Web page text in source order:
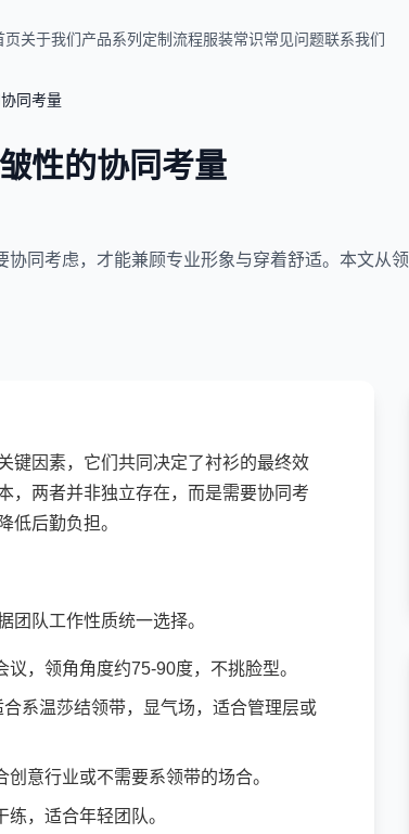
页关于我们产品系列 定制流程服装常识常见问题联系我们
同考量
性的协同考量
同考虑，才能兼顾专业形象与穿着舒适。本文从领
键因素，它们共同决定了衬衫的最终效
，两者并非独立存在，而是需要协同考
低后勤负担。
团队工作性质统一选择。
，领角角度约75-90度，不挑脸型。
系温莎结领带，显气场，适合管理层或
意行业或不需要系领带的场合。
，适合年轻团队。